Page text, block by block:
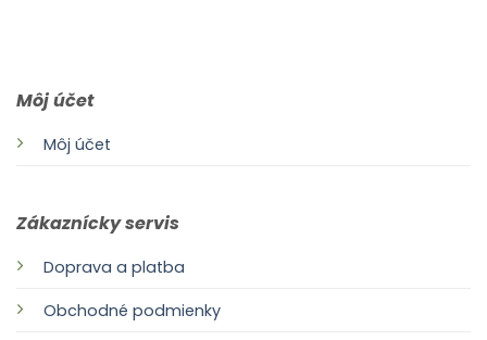
Môj účet
Môj účet
Zákaznícky servis
Doprava a platba
Obchodné podmienky